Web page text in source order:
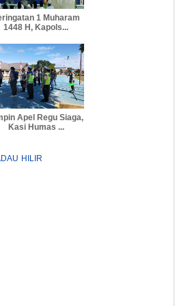
1 Muharam
1448 H, Kapols...
Apel Regu Siaga,
Kasi Humas ...
HILIR